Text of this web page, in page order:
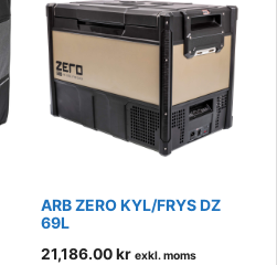
ARB ZERO KYL/FRYS DZ
69L
21,186.00kr exkl. moms